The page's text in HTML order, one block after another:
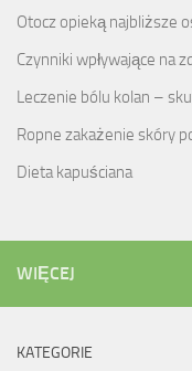
Otocz opieką najbliższe
Czynniki wpływające na
Leczenie bólu kolan –
Ropne zakażenie skóry
Dieta kapuściana
WIĘCEJ
KATEGORIE